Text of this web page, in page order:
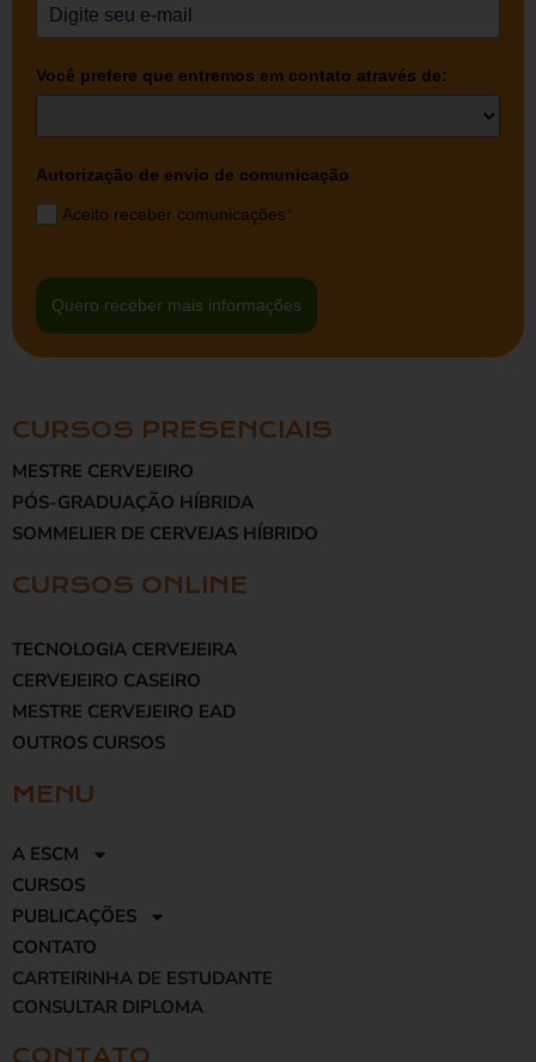
Você prefere que entremos em contato através de:
Autorização de envio de comunicação
Aceito receber comunicações*
Quero receber mais informações
CURSOS PRESENCIAIS
MESTRE CERVEJEIRO
PÓS-GRADUAÇÃO HÍBRIDA
SOMMELIER DE CERVEJAS HÍBRIDO
CURSOS ONLINE
TECNOLOGIA CERVEJEIRA
CERVEJEIRO CASEIRO
MESTRE CERVEJEIRO EAD
OUTROS CURSOS
MENU
A ESCM
CURSOS
PUBLICAÇÕES
CONTATO
CARTEIRINHA DE ESTUDANTE
CONSULTAR DIPLOMA